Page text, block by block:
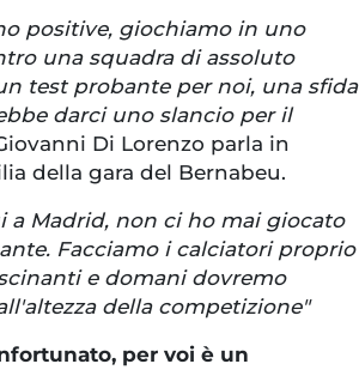
positive, giochiamo in uno
una squadra di assoluto
test probante per noi, una sfida
darci uno slancio per il
Di Lorenzo parla in
della gara del Bernabeu.
a Madrid, non ci ho mai giocato
Facciamo i calciatori proprio
e domani dovremo
della competizione"
per voi è un